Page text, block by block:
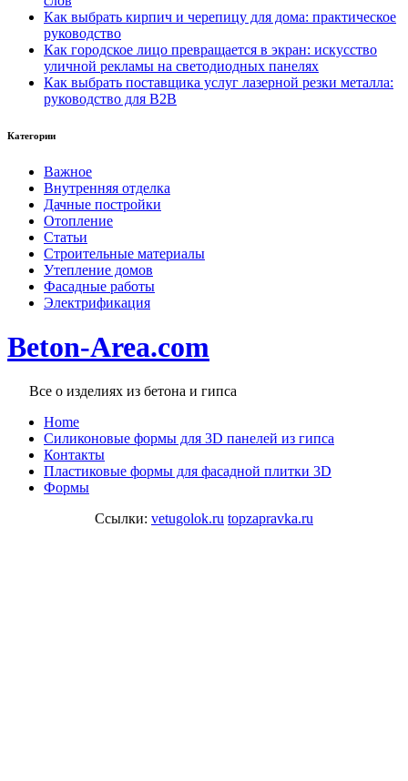
Как выбрать кирпич и черепицу для дома: практическое
руководство
Как городское лицо превращается в экран: искусство
уличной рекламы на светодиодных панелях
Как выбрать поставщика услуг лазерной резки металла:
руководство для B2B
Категории
Важное
Внутренняя отделка
Дачные постройки
Отопление
Статьи
Строительные материалы
Утепление домов
Фасадные работы
Электрификация
Beton-Area.com
Все о изделиях из бетона и гипса
Home
Cиликоновые формы для 3D панелей из гипса
Контакты
Пластиковые формы для фасадной плитки 3D
Формы
Ссылки: vetugolok.ru topzapravka.ru